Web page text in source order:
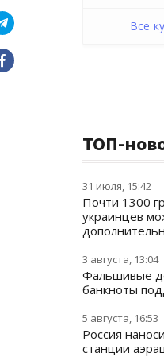
Все
ТОП-
31 июля, 15:42
Почти 1300
украинцев
3 августа, 13:04
Фальшивые
банкноты
5 августа, 16:53
Россия
станции